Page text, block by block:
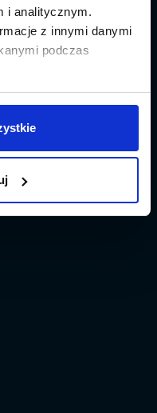
i analitycznym.
z innymi danymi
podczas